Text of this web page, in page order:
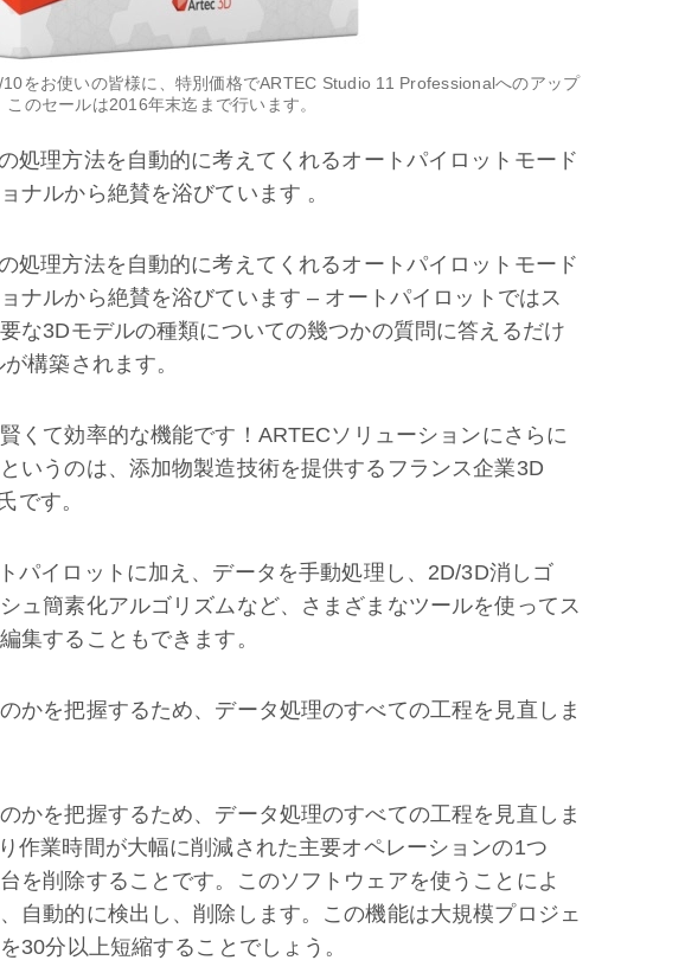
をお使いの皆様に、特別価格でARTEC Studio 11 Professionalへのアップ
のセールは2016年末迄まで行います。
処理方法を自動的に考えてくれるオートパイロットモード
ナルから絶賛を浴びています 。
処理方法を自動的に考えてくれるオートパイロットモード
ナルから絶賛を浴びています – オートパイロットではス
な3Dモデルの種類についての幾つかの質問に答えるだけ
構築されます。
くて効率的な機能です！ARTECソリューションにさらに
いうのは、添加物製造技術を提供するフランス企業3D
です。
パイロットに加え、データを手動処理し、2D/3D消しゴ
ュ簡素化アルゴリズムなど、さまざまなツールを使ってス
集することもできます。
かを把握するため、データ処理のすべての工程を見直しま
かを把握するため、データ処理のすべての工程を見直しま
作業時間が大幅に削減された主要オペレーションの1つ
を削除することです。このソフトウェアを使うことによ
自動的に検出し、削除します。この機能は大規模プロジェ
30分以上短縮することでしょう。